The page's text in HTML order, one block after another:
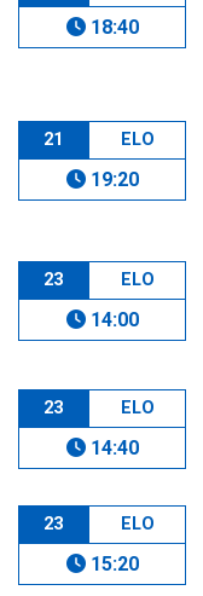
18:40
21 ELO
19:20
23 ELO
14:00
23 ELO
14:40
23 ELO
15:20